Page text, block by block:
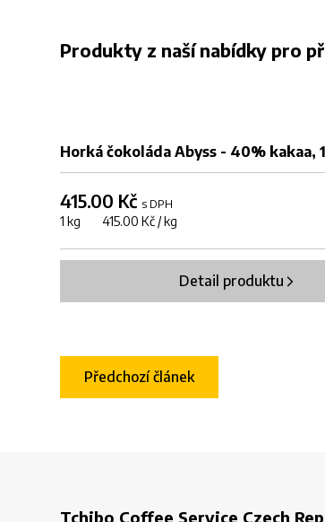
Produkty z naší nabídky pro
Horká čokoláda Abyss - 40% kakaa,
415.00 Kč s DPH
1 kg 415.00 Kč / kg
Detail produktu
Předchozí článek
Tchibo Coffee Service Czech